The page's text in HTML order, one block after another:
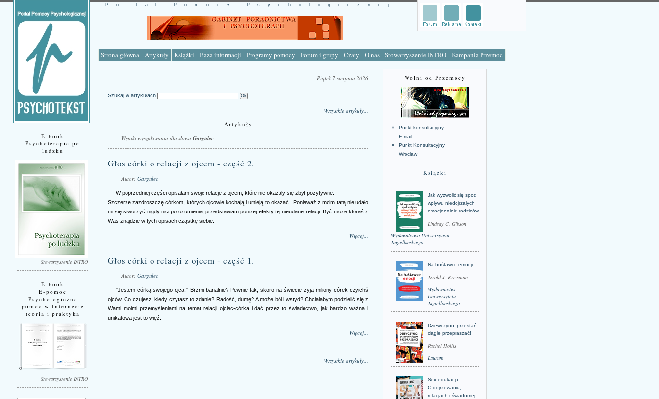
Strona główna Artykuły Książki Baza informacji Programy pomocy Forum i grupy Czaty O nas Stowarzyszenie INTRO Kampania Przemoc
Portal Pomocy Psychologicznej
E-book
Psychoterapia po
ludzku
Stowarzyszenie INTRO
E-book
E-pomoc
Psychologiczna
pomoc w Internecie
teoria i praktyka
Stowarzyszenie INTRO
Piątek 7 sierpnia 2026
Szukaj w artykułach
Wszystkie artykuły...
Artykuły
Wyniki wyszukiwania dla słowa Gargulec
Głos córki o relacji z ojcem - część 2.
Autor: Gargulec
W poprzedniej części opisałam swoje relacje z ojcem, które nie okazały się zbyt pozytywne.
Szczerze zazdroszczę córkom, których ojcowie kochają i umieją to okazać.. Ponieważ z moim tatą nie udało
mi się stworzyć nigdy nici porozumienia, przedstawiam poniżej efekty tej nieudanej relacji. Być może któraś z
Was znajdzie w tych opisach cząstkę siebie.
Więcej...
Głos córki o relacji z ojcem - część 1.
Autor: Gargulec
"Jestem córką swojego ojca." Brzmi banalnie? Pewnie tak, skoro na świecie żyją miliony córek czyichś
ojców. Co czujesz, kiedy czytasz to zdanie? Radość, dumę? A może ból i wstyd? Chciałabym podzielić się z
Wami moimi przemyśleniami na temat relacji ojciec-córka i dać przez to świadectwo, jak bardzo ważna i
unikatowa jest to więź.
Więcej...
Wszystkie artykuły...
Wolni od Przemocy
Punkt konsultacyjny
E-mail
Punkt Konsultacyjny
Wrocław
Książki
Jak wyzwolić się spod
wpływu niedojrzałych
emocjonalnie rodziców
Lindsay C. Gibson
Wydawnictwo Uniwersytetu
Jagiellońskiego
Na huśtawce emocji
Jerold J. Kreisman
Wydawnictwo
Uniwersytetu
Jagiellońskiego
Dziewczyno, przestań
ciągle przepraszać!
Rachel Hollis
Laurum
Sex edukacja
O dojrzewaniu,
relacjach i świadomej